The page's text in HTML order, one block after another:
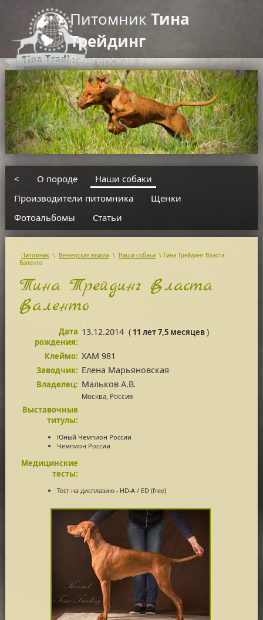
Питомник Тина
Трейдинг
Венгерская выжла
RU EN
введите текст для поиска
< О породе
Наши собаки
Производители питомника
Щенки
Фотоальбомы
Статьи
Питомник \ Венгерская выжла \ Наши собаки \ Тина Трейдинг Власта
Валенто
Тина Трейдинг Власта
Валенто
Дата
рождения:
13.12.2014(11 лет 7,5 месяцев)
Клеймо: XAM 981
Заводчик: Елена Марьяновская
Владелец: Мальков А.В.
Москва, Россия
Выставочные
титулы:
Юный Чемпион России
Чемпион России
Медицинские
тесты:
Тест на дисплазию - HD-A / ED (free)